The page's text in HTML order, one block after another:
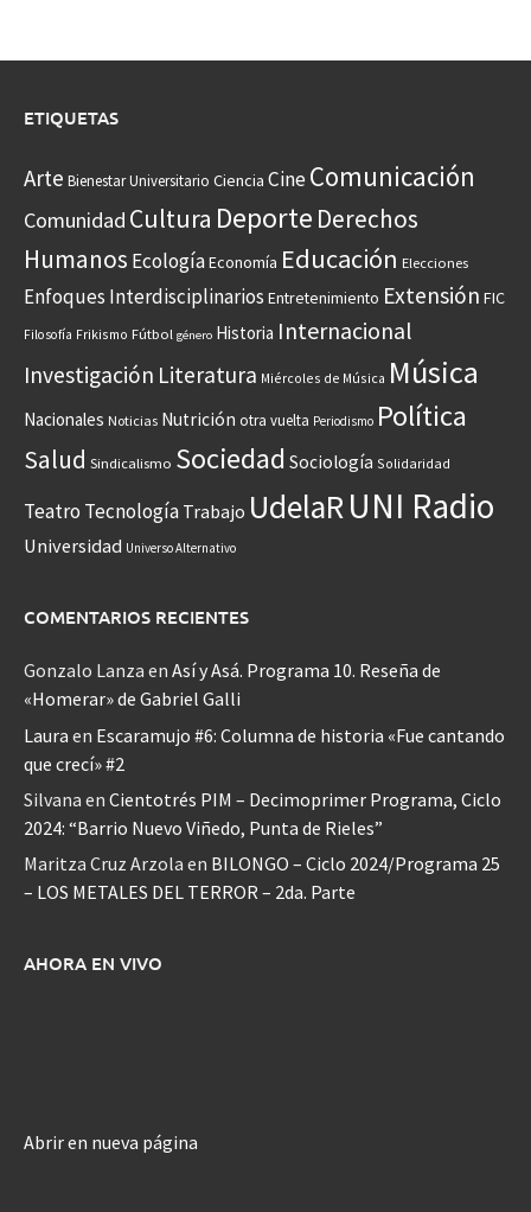
ETIQUETAS
Arte Bienestar Universitario Ciencia CineComunicación
Comunidad Cultura Deporte Derechos
Humanos EcologíaEconomía Educación Elecciones
Enfoques Interdisciplinarios Entretenimiento Extensión FIC
Filosofía Frikismo Fútbol género Historia Internacional
Investigación Literatura Miércoles de Música Música
Nacionales Noticias Nutrición otra vuelta Periodismo Política
Salud Sindicalismo Sociedad Sociología Solidaridad
Teatro Tecnología Trabajo UdelaRUNI Radio
Universidad Universo Alternativo
COMENTARIOS RECIENTES
Gonzalo Lanza en Así y Asá. Programa 10. Reseña de
«Homerar» de Gabriel Galli
Laura en Escaramujo #6: Columna de historia «Fue cantando
que crecí» #2
Silvana en Cientotrés PIM – Decimoprimer Programa, Ciclo
2024: “Barrio Nuevo Viñedo, Punta de Rieles”
Maritza Cruz Arzola en BILONGO – Ciclo 2024/Programa 25
– LOS METALES DEL TERROR – 2da. Parte
AHORA EN VIVO
Abrir en nueva página